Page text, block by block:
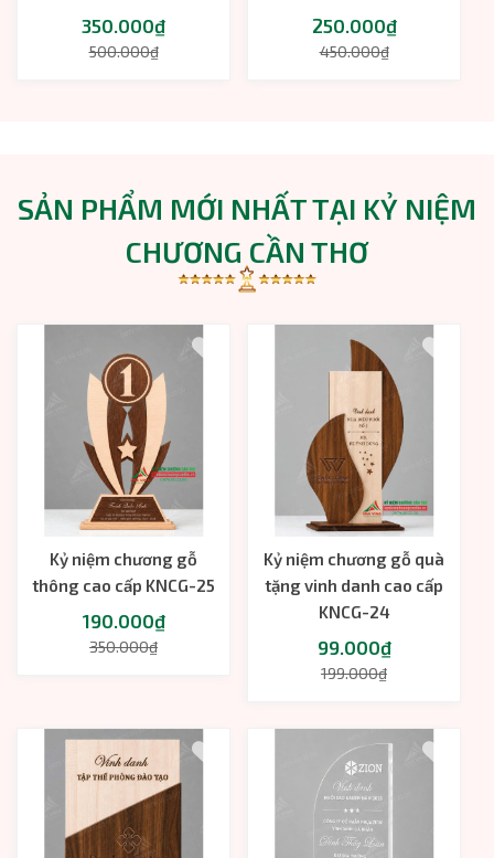
350.000₫
500.000₫
250.000₫
450.000₫
SẢN PHẨM MỚI NHẤT TẠI KỶ NIỆM
CHƯƠNG CẦN THƠ
Kỷ niệm chương gỗ
thông cao cấp KNCG-25
190.000₫
350.000₫
Kỷ niệm chương gỗ quà
tặng vinh danh cao cấp
KNCG-24
99.000₫
199.000₫